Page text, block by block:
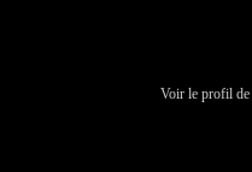
Voir le profil de